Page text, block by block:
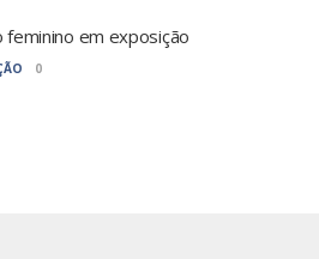
feminino em exposição
0